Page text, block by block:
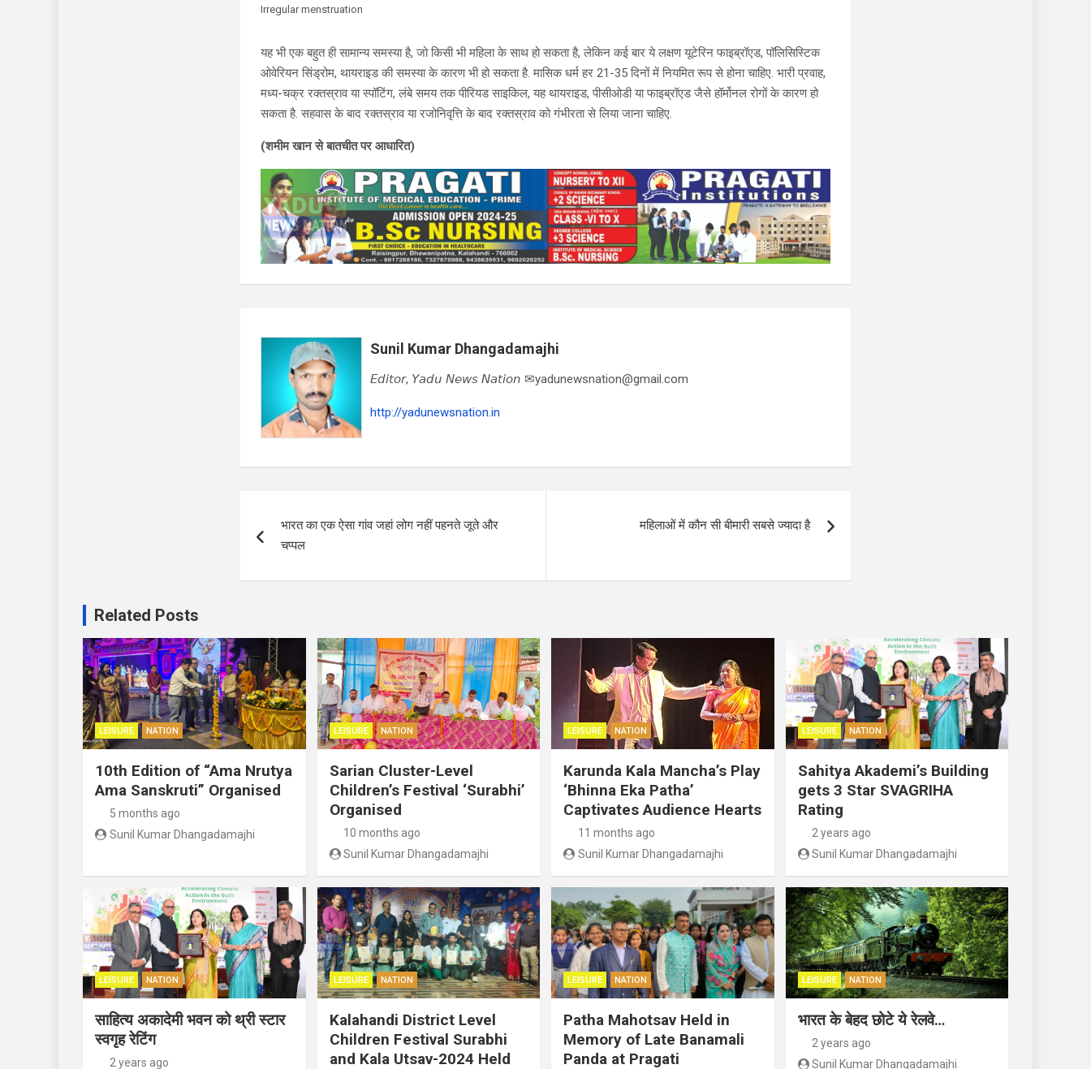
Irregular menstruation
यह भी एक बहुत ही सामान्य समस्या है, जो किसी भी महिला के साथ हो सकता है, लेकिन कई बार ये लक्षण यूटेरिन फाइब्रॉएड, पॉलिसिस्टिक
ओवेरियन सिंड्रोम, थायराइड की समस्या के कारण भी हो सकता है. मासिक धर्म हर 21-35 दिनों में नियमित रूप से होना चाहिए. भारी प्रवाह,
मध्य-चक्र रक्तस्राव या स्पॉटिंग, लंबे समय तक पीरियड साइकिल, यह थायराइड, पीसीओडी या फाइब्रॉएड जैसे हॉर्मोनल रोगों के कारण हो
सकता है. सहवास के बाद रक्तस्राव या रजोनिवृत्ति के बाद रक्तस्राव को गंभीरता से लिया जाना चाहिए.
(शमीम खान से बातचीत पर आधारित)
Sunil Kumar Dhangadamajhi
𝘌𝘥𝘪𝘵𝘰𝘳, 𝘠𝘢𝘥𝘶 𝘕𝘦𝘸𝘴 𝘕𝘢𝘵𝘪𝘰𝘯 ✉yadunewsnation@gmail.com
http://yadunewsnation.in
navigation
भारत का एक ऐसा गांव जहां लोग नहीं पहनते जूते और
चप्पल
महिलाओं में कौन सी बीमारी सबसे ज्यादा है
Related Posts
LEISURE NATION
10th Edition of “Ama Nrutya
Ama Sanskruti” Organised
5 months ago
Sunil Kumar Dhangadamajhi
LEISURE NATION
Sarian Cluster-Level
Children’s Festival ‘Surabhi’
Organised
10 months ago
Sunil Kumar Dhangadamajhi
LEISURE NATION
Karunda Kala Mancha’s Play
‘Bhinna Eka Patha’
Captivates Audience Hearts
11 months ago
Sunil Kumar Dhangadamajhi
LEISURE NATION
Sahitya Akademi’s Building
gets 3 Star SVAGRIHA
Rating
2 years ago
Sunil Kumar Dhangadamajhi
LEISURE NATION
साहित्य अकादेमी भवन को थ्री स्टार
स्वगृह रेटिंग
2 years ago
LEISURE NATION
Kalahandi District Level
Children Festival Surabhi
and Kala Utsav-2024 Held
LEISURE NATION
Patha Mahotsav Held in
Memory of Late Banamali
Panda at Pragati
LEISURE NATION
भारत के बेहद छोटे ये रेलवे…
2 years ago
Sunil Kumar Dhangadamajhi